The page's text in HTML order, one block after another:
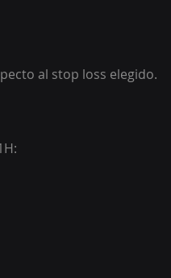
al stop loss elegido.